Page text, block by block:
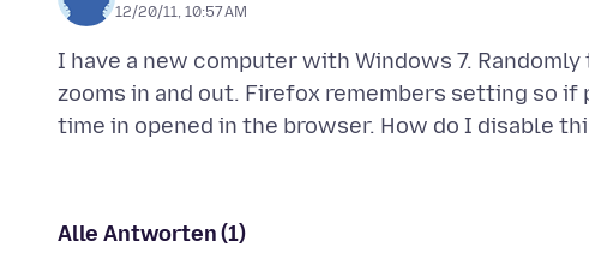
12/20/11, 10:57 AM
I have a new computer with Windows 7.
zooms in and out. Firefox remembers setting so
Alle Antworten (1)